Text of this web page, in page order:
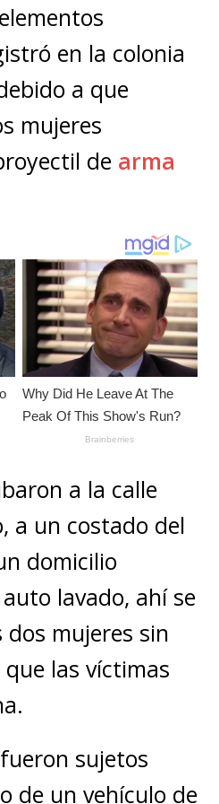
r Li
n
ken la colonia
a que
mujeres
de arma
a la calle
a un costado del
domicilio
lavado, ahí se
mujeres sin
las víctimas
sujetos
de un vehículo de